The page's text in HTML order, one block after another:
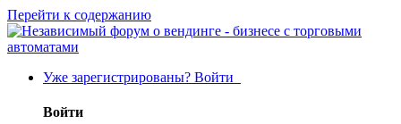
Перейти к содержанию
Уже зарегистрированы? Войти
Войти